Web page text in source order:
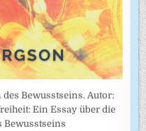
Bewusstseins. Autor:
Ein Essay über die
Bewusstseins